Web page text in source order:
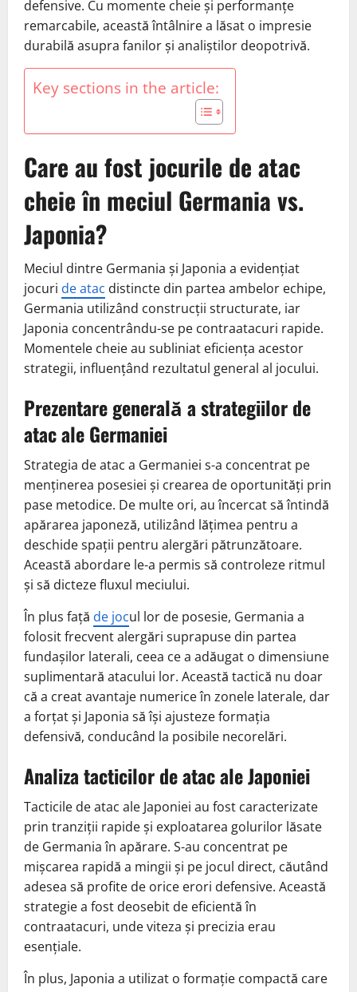
defensive. Cu momente cheie și performanțe
remarcabile, această întâlnire a lăsat o impresie
durabilă asupra fanilor și analiștilor deopotrivă.
Key sections in the article:
Care au fost jocurile de atac
cheie în meciul Germania vs.
Japonia?
Meciul dintre Germania și Japonia a evidențiat
jocuri de atac distincte din partea ambelor echipe,
Germania utilizând construcții structurate, iar
Japonia concentrându-se pe contraatacuri rapide.
Momentele cheie au subliniat eficiența acestor
strategii, influențând rezultatul general al jocului.
Prezentare generală a strategiilor de
atac ale Germaniei
Strategia de atac a Germaniei s-a concentrat pe
menținerea posesiei și crearea de oportunități prin
pase metodice. De multe ori, au încercat să întindă
apărarea japoneză, utilizând lățimea pentru a
deschide spații pentru alergări pătrunzătoare.
Această abordare le-a permis să controleze ritmul
și să dicteze fluxul meciului.
În plus față de jocul lor de posesie, Germania a
folosit frecvent alergări suprapuse din partea
fundașilor laterali, ceea ce a adăugat o dimensiune
suplimentară atacului lor. Această tactică nu doar
că a creat avantaje numerice în zonele laterale, dar
a forțat și Japonia să își ajusteze formația
defensivă, conducând la posibile necorelări.
Analiza tacticilor de atac ale Japoniei
Tacticile de atac ale Japoniei au fost caracterizate
prin tranziții rapide și exploatarea golurilor lăsate
de Germania în apărare. S-au concentrat pe
mișcarea rapidă a mingii și pe jocul direct, căutând
adesea să profite de orice erori defensive. Această
strategie a fost deosebit de eficientă în
contraatacuri, unde viteza și precizia erau
esențiale.
În plus, Japonia a utilizat o formație compactă care